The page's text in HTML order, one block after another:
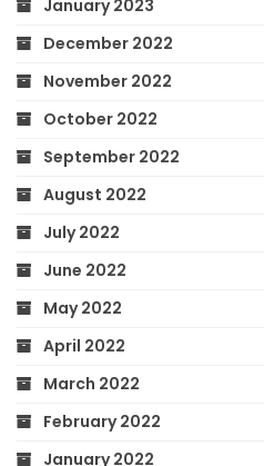
January 2023
December 2022
November 2022
October 2022
September 2022
August 2022
July 2022
June 2022
May 2022
April 2022
March 2022
February 2022
January 2022